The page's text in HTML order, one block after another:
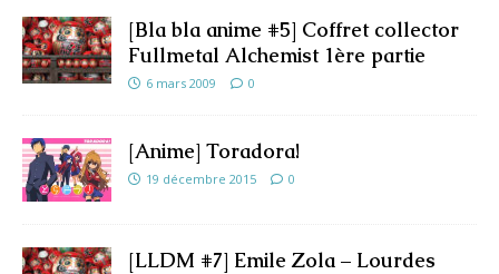
[Bla bla anime #5] Coffret collector
Fullmetal Alchemist 1ère partie
6 mars 2009 0
[Anime] Toradora!
19 décembre 2015 0
[LLDM #7] Emile Zola – Lourdes